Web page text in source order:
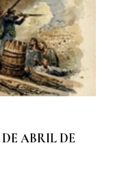
ABRIL DE